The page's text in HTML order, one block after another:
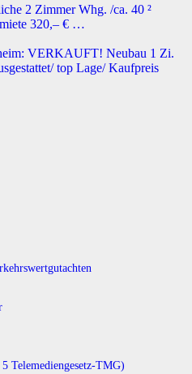
2 Zimmer Whg. /ca. 40 ²
320,– € …
VERKAUFT! Neubau 1 Zi.
top Lage/ Kaufpreis
Telemediengesetz-TMG)